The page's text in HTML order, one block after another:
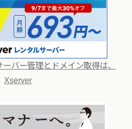
バー管理とドメイン取得は、
Xserver